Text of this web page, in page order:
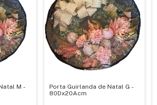
M -
Porta Guirlanda de Natal G -
80Dx20Acm